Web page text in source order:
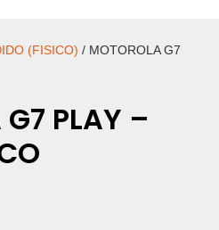
(FISICO) / MOTOROLA G7
PLAY –